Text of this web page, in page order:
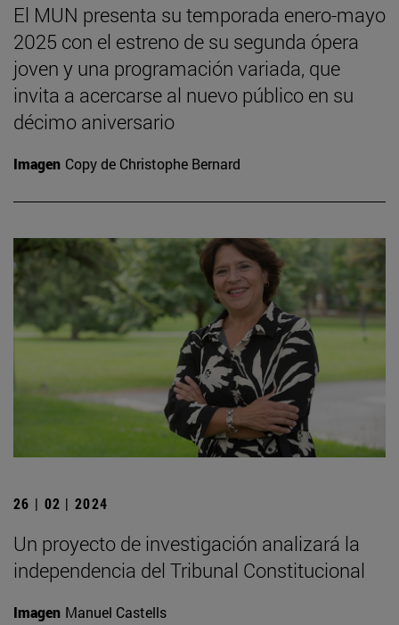
El MUN presenta su temporada enero-mayo
2025 con el estreno de su segunda ópera
joven y una programación variada, que
invita a acercarse al nuevo público en su
décimo aniversario
Imagen Copy de Christophe Bernard
26 | 02 | 2024
Un proyecto de investigación analizará la
independencia del Tribunal Constitucional
Imagen Manuel Castells